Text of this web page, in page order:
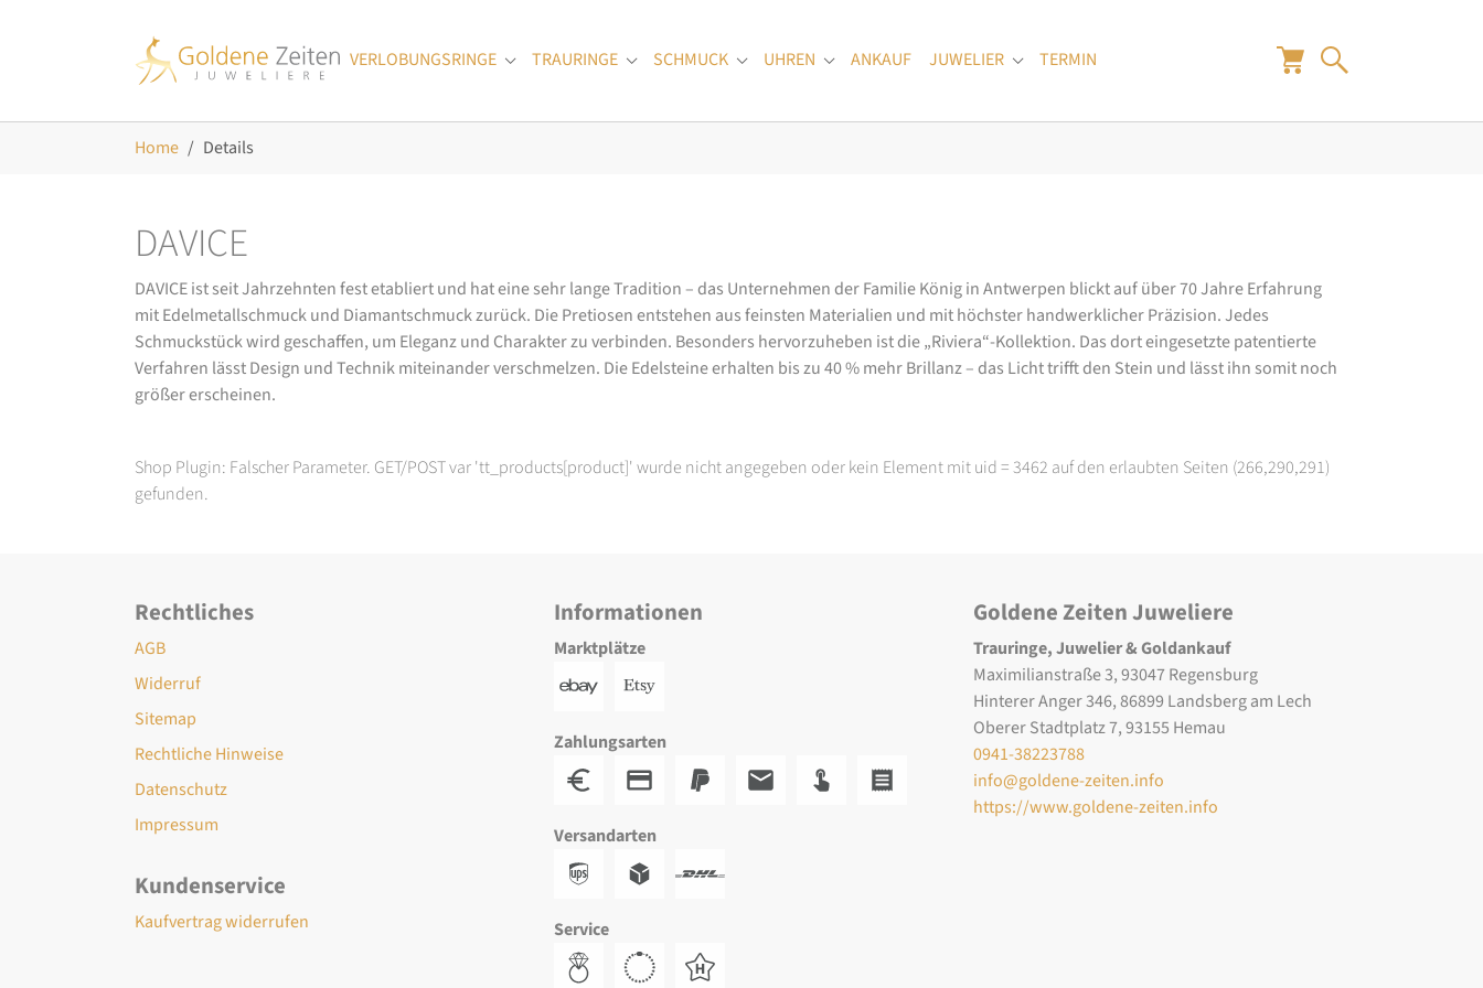
VERLOBUNGSRINGE
Submenu for "Verlobungsringe"
TRAURINGE Submenu for "Trauringe"
SCHMUCK Submenu for "Schmuck"
UHREN Submenu for "Uhren"
ANKAUF JUWELIER Submenu for "Juwelier"
TERMIN
Home Details
DAVICE
DAVICE ist seit Jahrzehnten fest etabliert und hat eine sehr lange Tradition – das Unternehmen der Familie König in Antwerpen blickt auf über 70 Jahre Erfahrung
mit Edelmetallschmuck und Diamantschmuck zurück. Die Pretiosen entstehen aus feinsten Materialien und mit höchster handwerklicher Präzision. Jedes
Schmuckstück wird geschaffen, um Eleganz und Charakter zu verbinden. Besonders hervorzuheben ist die „Riviera“-Kollektion. Das dort eingesetzte patentierte
Verfahren lässt Design und Technik miteinander verschmelzen. Die Edelsteine erhalten bis zu 40 % mehr Brillanz – das Licht trifft den Stein und lässt ihn somit noch
größer erscheinen.
Shop Plugin: Falscher Parameter. GET/POST var 'tt_products[product]' wurde nicht angegeben oder kein Element mit uid = 3462 auf den erlaubten Seiten (266,290,291)
gefunden.
Rechtliches
AGB
Widerruf
Sitemap
Rechtliche Hinweise
Datenschutz
Impressum
Kundenservice
Kaufvertrag widerrufen
Informationen
Marktplätze
Zahlungsarten
Versandarten
Service
Goldene Zeiten Juweliere
Trauringe, Juwelier & Goldankauf
Maximilianstraße 3, 93047 Regensburg
Hinterer Anger 346, 86899 Landsberg am Lech
Oberer Stadtplatz 7, 93155 Hemau
0941-38223788
info@goldene-zeiten.info
https://www.goldene-zeiten.info